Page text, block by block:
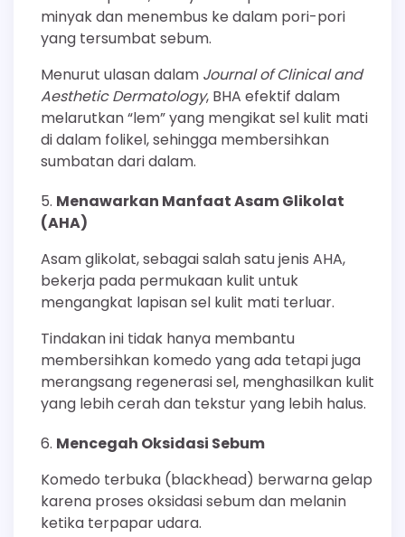
minyak dan menembus ke dalam pori-pori
yang tersumbat sebum.
Menurut ulasan dalam Journal of Clinical and
Aesthetic Dermatology, BHA efektif dalam
melarutkan “lem” yang mengikat sel kulit mati
di dalam folikel, sehingga membersihkan
sumbatan dari dalam.
Menawarkan Manfaat Asam Glikolat
(AHA)
Asam glikolat, sebagai salah satu jenis AHA,
bekerja pada permukaan kulit untuk
mengangkat lapisan sel kulit mati terluar.
Tindakan ini tidak hanya membantu
membersihkan komedo yang ada tetapi juga
merangsang regenerasi sel, menghasilkan kulit
yang lebih cerah dan tekstur yang lebih halus.
Mencegah Oksidasi Sebum
Komedo terbuka (blackhead) berwarna gelap
karena proses oksidasi sebum dan melanin
ketika terpapar udara.